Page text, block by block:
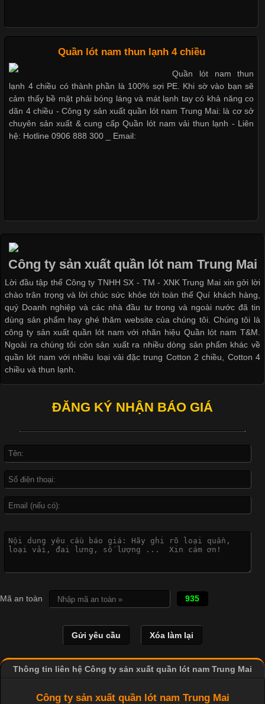
Cập nhật 2026-05-20 14:58:56
Vải thun là một trong những chất liệu được sử dụng rộng rãi
nhất trong ngành thời trang nhờ đặc tính co giãn, mềm mại và
thoải mái khi mặc. Từ áo thun, đồ thể thao cho đến đồ lót nam,
vải thun luôn đóng vai trò quan trọng trong quá trình sản xuất.
Hiện nay, nhu cầu tìm kiếm quần lót nam giá
Các Form Áo Thun Phổ Biến Hiện Nay Và Xu Hướng Trong
Ngành May Mặc Áo thun là một trong những trang phục quen
thuộc và được sử dụng phổ biến nhất hiện nay. Không chỉ đa
dạng về màu sắc hay chất liệu, áo thun còn có nhiều form dáng
khác nhau để phù hợp với từng phong cách thời trang và nhu
cầu
Khám Phá Áo Phông Trang Phục Phổ Biến Nhất Hiện Nay
Áo phông là một trong những trang phục phổ biến nhất trong
Không chỉ xuất hiện trong thời trang thường ngày, áo phông còn
được ứng dụng rộng rãi trong ngành sản xuất may mặc, đặc
Cập nhật 2026-04-21 15:41:03
In Chuyển Nhiệt Là Gì? Công Nghệ In Hiện Đại Trong Ngành
May Mặc Trong ngành in ấn và thời trang, in chuyển nhiệt đang
hình ảnh sắc nét và bền màu. Đặc biệt, kỹ thuật này được ứng
dụng rộng rãi trong sản xuất áo thun, đồ thể thao
Dễ chịu hơn với quần lót nam giá rẻ vải Cotton 4 chiều
Quần lót nam thun lạnh 4 chiều
Quần lót nam thun
lạnh 4 chiều có thành phần là 100% sợi PE. Khi sờ vào bạn sẽ
cảm thấy bề mặt phải bóng láng và mát lạnh tay có khả năng co
dãn 4 chiều - Công ty sản xuất quần lót nam Trung Mai: là cơ sở
chuyên sản xuất & cung cấp Quần lót nam vải thun lạnh - Liên
hệ: Hotline 0906 888 300 _ Email:
Công ty sản xuất quần lót nam Trung Mai
Lời đầu tập thể Công ty TNHH SX - TM - XNK Trung Mai xin gởi lời
chào trân trọng và lời chúc sức khỏe tới toàn thể Quí khách hàng,
quý Doanh nghiệp và các nhà đầu tư trong và ngoài nước đã tin
dùng sản phẩm hay ghé thăm website của chúng tôi. Chúng tôi là
công ty sản xuất quần lót nam với nhãn hiệu Quần lót nam T&M.
Ngoài ra chúng tôi còn sản xuất ra nhiều dòng sản phẩm khác về
quần lót nam với nhiều loại vải đặc trung Cotton 2 chiều, Cotton 4
chiều và thun lạnh.
ĐĂNG KÝ NHẬN BÁO GIÁ
Mã an toàn 935
Thông tin liên hệ Công ty sản xuất quần lót nam Trung Mai
Công ty sản xuất quần lót nam Trung Mai